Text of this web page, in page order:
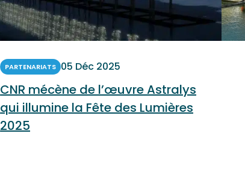
PARTENARIATS 05 Déc 2025
CNR mécène de l’œuvre Astralys
qui illumine la Fête des Lumières
2025